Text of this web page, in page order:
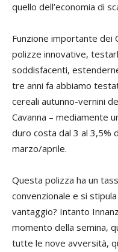
quello dell’economia di
Funzione importante dei
polizze innovative,
soddisfacenti,
tre anni fa abbiamo
cereali autunno-vernini
Cavanna – mediamente
duro costa dal 3 al 3,5%
marzo/aprile.
Questa polizza ha un
convenzionale e si
vantaggio? Intanto
momento della semina,
tutte le nove avversità,